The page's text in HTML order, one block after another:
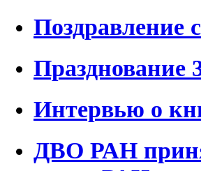
Поздравление
Празднование
Интервью о
ДВО РАН